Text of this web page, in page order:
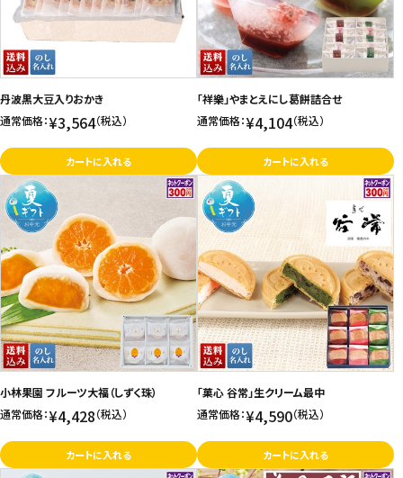
丹波黒大豆入りおかき
通常価格：¥3,564（税込）
カートに入れる
「祥樂」やまとえにし葛餅詰合せ
通常価格：¥4,104（税込）
カートに入れる
小林果園 フルーツ大福（しずく珠）
通常価格：¥4,428（税込）
カートに入れる
「菓心 谷常」生クリーム最中
通常価格：¥4,590（税込）
カートに入れる